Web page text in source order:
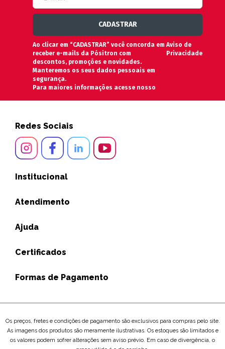
Ao clicar em “CADASTRAR” você concorda em
receber e-mails da Pósitron com
descontos, promoções e novidades.
Manteremos os seus dados pessoais em
segurança.
Para maiores informações acesse nosso
Aviso de
Privacidade
Redes Sociais
Institucional
Atendimento
Ajuda
Certificados
Formas de Pagamento
Os preços, fretes e condições de pagamento são exclusivos para compras pelo site.
As imagens dos produtos são meramente ilustrativas. Os estoques são limitados e
os valores podem sofrer alterações sem aviso prévio. Em caso de divergência, o